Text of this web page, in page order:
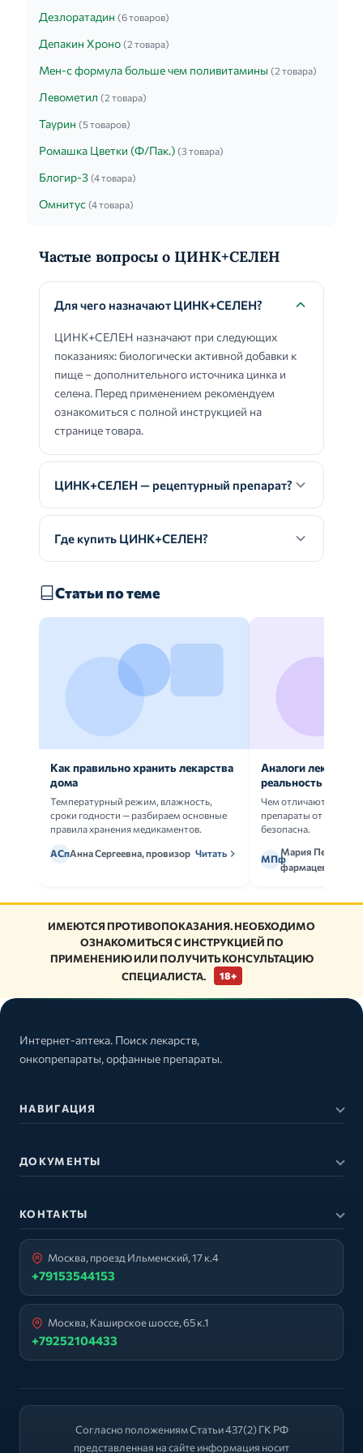
Дезлоратадин (6 товаров)
Депакин Хроно (2 товара)
Мен-с формула больше чем поливитамины (2 товара)
Левометил (2 товара)
Таурин (5 товаров)
Ромашка Цветки (Ф/Пак.) (3 товара)
Блогир-3 (4 товара)
Омнитус (4 товара)
Частые вопросы о ЦИНК+СЕЛЕН
Для чего назначают ЦИНК+СЕЛЕН?
ЦИНК+СЕЛЕН назначают при следующих
показаниях: биологически активной добавки к
пище – дополнительного источника цинка и
селена. Перед применением рекомендуем
ознакомиться с полной инструкцией на
странице товара.
ЦИНК+СЕЛЕН — рецептурный препарат?
Где купить ЦИНК+СЕЛЕН?
Статьи по теме
Как правильно хранить лекарства
дома
Температурный режим, влажность,
сроки годности — разбираем основные
правила хранения медикаментов.
АСпАнна Сергеевна, провизор Читать
Аналоги
реальность
Чем отличаются
препараты от
безопасна.
МПф
Мария Петрова,
фармацевт
ИМЕЮТСЯ ПРОТИВОПОКАЗАНИЯ. НЕОБХОДИМО
ОЗНАКОМИТЬСЯ С ИНСТРУКЦИЕЙ ПО
ПРИМЕНЕНИЮ ИЛИ ПОЛУЧИТЬ КОНСУЛЬТАЦИЮ
СПЕЦИАЛИСТА.
18+
Интернет-аптека. Поиск лекарств,
онкопрепараты, орфанные препараты.
НАВИГАЦИЯ
ДОКУМЕНТЫ
КОНТАКТЫ
Москва, проезд Ильменский, 17 к.4
+79153544153
Москва, Каширское шоссе, 65 к.1
+79252104433
Согласно положениям Статьи 437(2) ГК РФ
представленная на сайте информация носит